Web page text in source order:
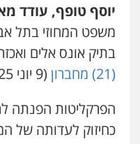
אלי
עסקים
לוי
פלילי
יוסף טופף, עודד
משפט המחוזי בתל
בתיק אונס אלים
(21) מחברון
(9 יוני 2025).
הפרקליטות הפנתה
כחיזוק לעדותה של